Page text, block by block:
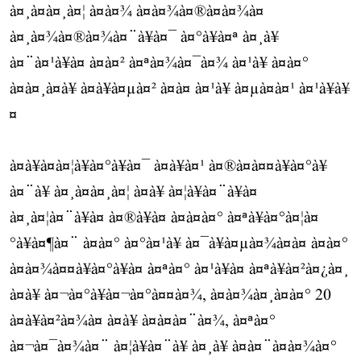
à¤¸à¤à¤¸à¤¦ à¤à¤¾ à¤à¤¾à¤®à¤à¤¾à¤
à¤¸à¤¾à¤®à¤¾à¤¨à¥à¤¯ à¤°à¥à¤ª à¤¸à¥
à¤¨à¤¹à¥à¤ à¤à¤² à¤ªà¤¾à¤¯à¤¾ à¤¹à¥ à¤à¤°
à¤à¤¸à¤à¥ à¤à¥à¤µà¤² à¤à¤ à¤¹à¥ à¤µà¤à¤¹ à¤¹à¥à¥
¤
à¤à¥à¤à¤¦à¥à¤°à¥à¤¯ à¤à¥à¤¹ à¤®à¤à¤¤à¥à¤°à¥
à¤¨à¥ à¤¸à¤à¤¸à¤¦ à¤à¥ à¤¦à¥à¤¨à¥à¤
à¤¸à¤¦à¤¨à¥à¤ à¤®à¥à¤ à¤à¤à¤° à¤ªà¥à¤°à¤¦à¤
°à¥à¤¶à¤¨ à¤à¤° à¤°à¤¹à¥ à¤¯à¥à¤µà¤¾à¤à¤ à¤à¤°
à¤à¤¾à¤¤à¥à¤°à¥à¤ à¤ªà¤° à¤¹à¥à¤ à¤ªà¥à¤²à¤¿à¤¸
à¤à¥ à¤¬à¤°à¥à¤¬à¤°à¤¤à¤¾, à¤à¤¾à¤¸à¤à¤° 20
à¤à¥à¤²à¤¾à¤ à¤à¥ à¤à¤à¤¨à¤¾, à¤ªà¤°
à¤¬à¤¯à¤¾à¤¨ à¤¦à¥à¤¨à¥ à¤¸à¥ à¤à¤¨à¤à¤¾à¤°